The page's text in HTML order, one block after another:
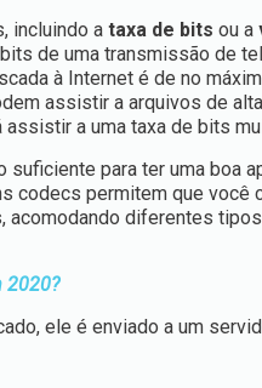
incluindo a taxa de bits ou a
de uma transmissão de
à Internet é de no
assistir a arquivos de
a uma taxa de bits
suficiente para ter uma boa
codecs permitem que
diferentes
2020?
ele é enviado a um